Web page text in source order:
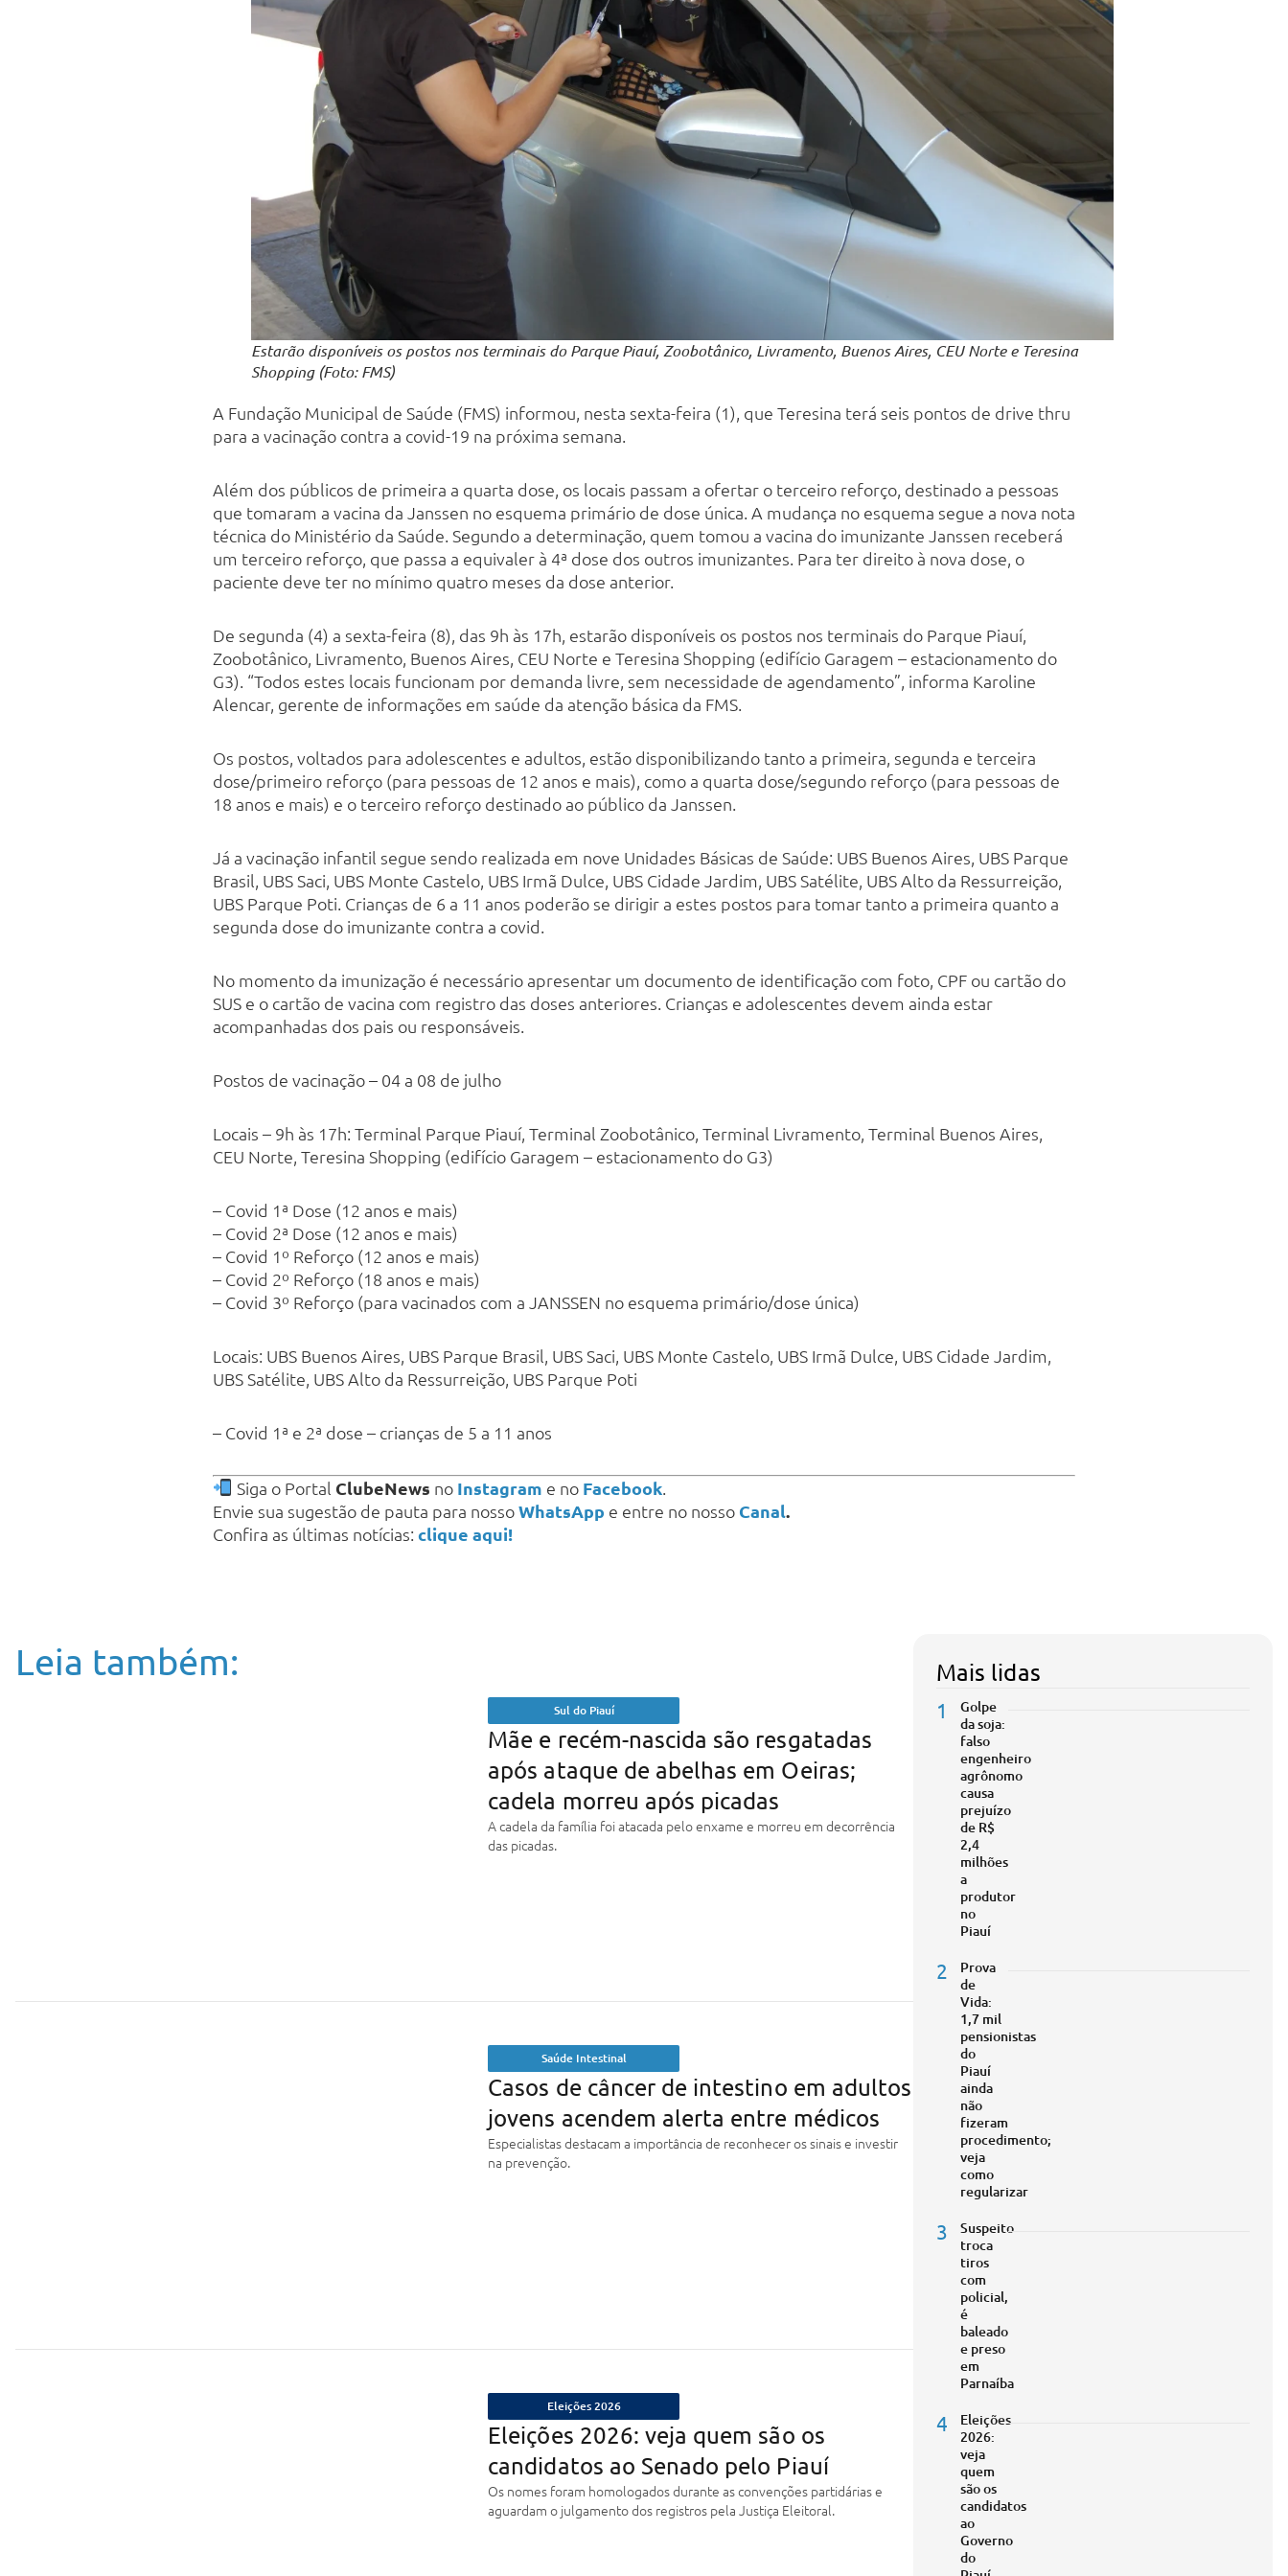
Estarão disponíveis os postos nos terminais do Parque Piauí, Zoobotânico, Livramento, Buenos Aires, CEU Norte e Teresina
Shopping (Foto: FMS)
A Fundação Municipal de Saúde (FMS) informou, nesta sexta-feira (1), que Teresina terá seis pontos de drive thru
para a vacinação contra a covid-19 na próxima semana.
Além dos públicos de primeira a quarta dose, os locais passam a ofertar o terceiro reforço, destinado a pessoas
que tomaram a vacina da Janssen no esquema primário de dose única. A mudança no esquema segue a nova nota
técnica do Ministério da Saúde. Segundo a determinação, quem tomou a vacina do imunizante Janssen receberá
um terceiro reforço, que passa a equivaler à 4ª dose dos outros imunizantes. Para ter direito à nova dose, o
paciente deve ter no mínimo quatro meses da dose anterior.
De segunda (4) a sexta-feira (8), das 9h às 17h, estarão disponíveis os postos nos terminais do Parque Piauí,
Zoobotânico, Livramento, Buenos Aires, CEU Norte e Teresina Shopping (edifício Garagem – estacionamento do
G3). “Todos estes locais funcionam por demanda livre, sem necessidade de agendamento”, informa Karoline
Alencar, gerente de informações em saúde da atenção básica da FMS.
Os postos, voltados para adolescentes e adultos, estão disponibilizando tanto a primeira, segunda e terceira
dose/primeiro reforço (para pessoas de 12 anos e mais), como a quarta dose/segundo reforço (para pessoas de
18 anos e mais) e o terceiro reforço destinado ao público da Janssen.
Já a vacinação infantil segue sendo realizada em nove Unidades Básicas de Saúde: UBS Buenos Aires, UBS Parque
Brasil, UBS Saci, UBS Monte Castelo, UBS Irmã Dulce, UBS Cidade Jardim, UBS Satélite, UBS Alto da Ressurreição,
UBS Parque Poti. Crianças de 6 a 11 anos poderão se dirigir a estes postos para tomar tanto a primeira quanto a
segunda dose do imunizante contra a covid.
No momento da imunização é necessário apresentar um documento de identificação com foto, CPF ou cartão do
SUS e o cartão de vacina com registro das doses anteriores. Crianças e adolescentes devem ainda estar
acompanhadas dos pais ou responsáveis.
Postos de vacinação – 04 a 08 de julho
Locais – 9h às 17h: Terminal Parque Piauí, Terminal Zoobotânico, Terminal Livramento, Terminal Buenos Aires,
CEU Norte, Teresina Shopping (edifício Garagem – estacionamento do G3)
– Covid 1ª Dose (12 anos e mais)
– Covid 2ª Dose (12 anos e mais)
– Covid 1º Reforço (12 anos e mais)
– Covid 2º Reforço (18 anos e mais)
– Covid 3º Reforço (para vacinados com a JANSSEN no esquema primário/dose única)
Locais: UBS Buenos Aires, UBS Parque Brasil, UBS Saci, UBS Monte Castelo, UBS Irmã Dulce, UBS Cidade Jardim,
UBS Satélite, UBS Alto da Ressurreição, UBS Parque Poti
– Covid 1ª e 2ª dose – crianças de 5 a 11 anos
Siga o Portal ClubeNews no Instagram e no Facebook.
Envie sua sugestão de pauta para nossoWhatsApp e entre no nosso Canal.
Confira as últimas notícias: clique aqui!
Leia também:
Sul do Piauí
Mãe e recém-nascida são resgatadas
após ataque de abelhas em Oeiras;
cadela morreu após picadas
A cadela da família foi atacada pelo enxame e morreu em decorrência
das picadas.
Saúde Intestinal
Casos de câncer de intestino em adultos
jovens acendem alerta entre médicos
Especialistas destacam a importância de reconhecer os sinais e investir
na prevenção.
Eleições 2026
Eleições 2026: veja quem são os
candidatos ao Senado pelo Piauí
Os nomes foram homologados durante as convenções partidárias e
aguardam o julgamento dos registros pela Justiça Eleitoral.
Mais lidas
1
Golpe
da soja:
falso
engenheiro
agrônomo
causa
prejuízo
de R$
2,4
milhões
a
produtor
no
Piauí
2
Prova
de
Vida:
1,7 mil
pensionistas
do
Piauí
ainda
não
fizeram
procedimento;
veja
como
regularizar
3
Suspeito
troca
tiros
com
policial,
é
baleado
e preso
em
Parnaíba
4
Eleições
2026:
veja
quem
são os
candidatos
ao
Governo
do